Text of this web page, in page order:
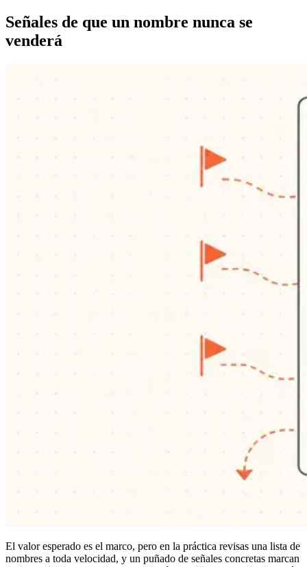
Señales de que un nombre nunca se
venderá
El valor esperado es el marco, pero en la práctica revisas una lista de
nombres a toda velocidad, y un puñado de señales concretas marcan